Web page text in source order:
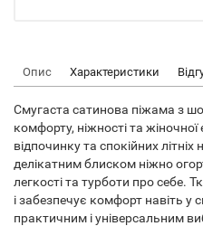
Опис Характеристики
Смугаста сатинова піжама з
комфорту, ніжності та
відпочинку та спокійних
делікатним блиском ніжно
легкості та турботи про себе.
і забезпечує комфорт навіть у
практичним і універсальним